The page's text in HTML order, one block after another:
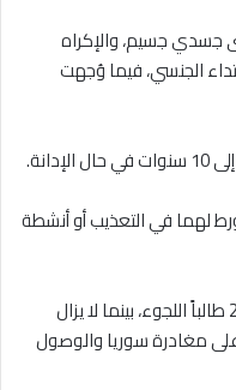
جسدي جسيم، والإكراه
الجنسي، فيما وُجهت
لهما في التعذيب أو أنشطة
وكان خالد قد وصل إلى النمسا عام 2015 طالباً اللجوء، بينما لا يزال
مغادرة سوريا والوصول